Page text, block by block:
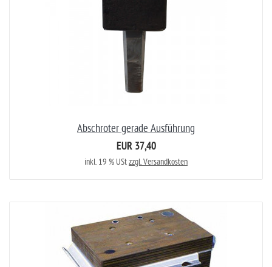
Abschroter gerade Ausführung
EUR 37,40
inkl. 19 % UStzzgl. Versandkosten